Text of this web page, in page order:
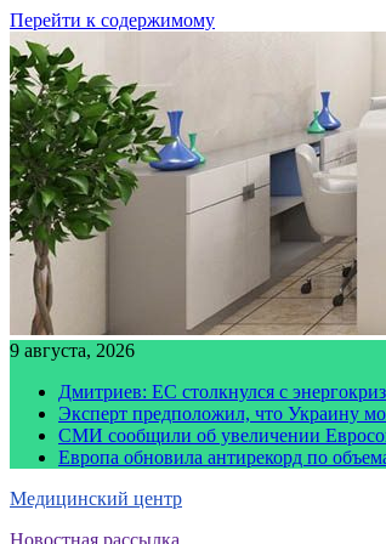
Перейти к содержимому
9 августа, 2026
Дмитриев: ЕС столкнулся с
Эксперт предположил, что Украину
СМИ сообщили об увеличении
Европа обновила антирекорд по
Медицинский центр
Новостная рассылка